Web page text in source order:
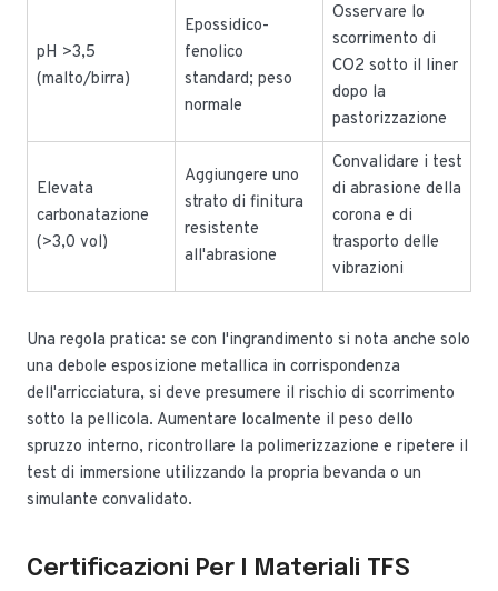
pH >3,5
(malto/birra)
Epossidico-
fenolico
standard; peso
normale
Osservare lo
scorrimento di
CO2 sotto il liner
dopo la
pastorizzazione
Elevata
carbonatazione
(>3,0 vol)
Aggiungere uno
strato di finitura
resistente
all'abrasione
Convalidare i test
di abrasione della
corona e di
trasporto delle
vibrazioni
Una regola pratica: se con l'ingrandimento si nota anche solo
una debole esposizione metallica in corrispondenza
dell'arricciatura, si deve presumere il rischio di scorrimento
sotto la pellicola. Aumentare localmente il peso dello
spruzzo interno, ricontrollare la polimerizzazione e ripetere il
test di immersione utilizzando la propria bevanda o un
simulante convalidato.
Certificazioni Per I Materiali TFS